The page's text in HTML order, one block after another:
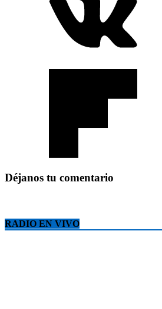
Déjanos tu comentario
RADIO EN VIVO